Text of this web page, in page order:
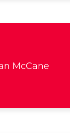
McCane